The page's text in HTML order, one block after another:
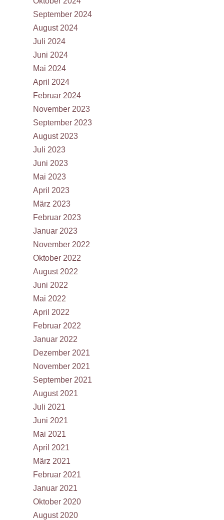
September 2024
August 2024
Juli 2024
Juni 2024
Mai 2024
April 2024
Februar 2024
November 2023
September 2023
August 2023
Juli 2023
Juni 2023
Mai 2023
April 2023
März 2023
Februar 2023
Januar 2023
November 2022
Oktober 2022
August 2022
Juni 2022
Mai 2022
April 2022
Februar 2022
Januar 2022
Dezember 2021
November 2021
September 2021
August 2021
Juli 2021
Juni 2021
Mai 2021
April 2021
März 2021
Februar 2021
Januar 2021
Oktober 2020
August 2020